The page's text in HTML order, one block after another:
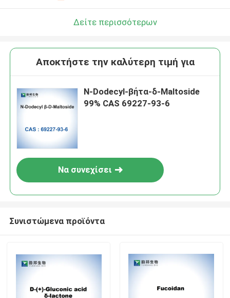
Δείτε περισσότερων
Αποκτήστε την καλύτερη τιμή για
Ν-Dodecyl-βήτα-δ-Maltoside
99% CAS 69227-93-6
Να συνεχίσει
Συνιστώμενα προϊόντα